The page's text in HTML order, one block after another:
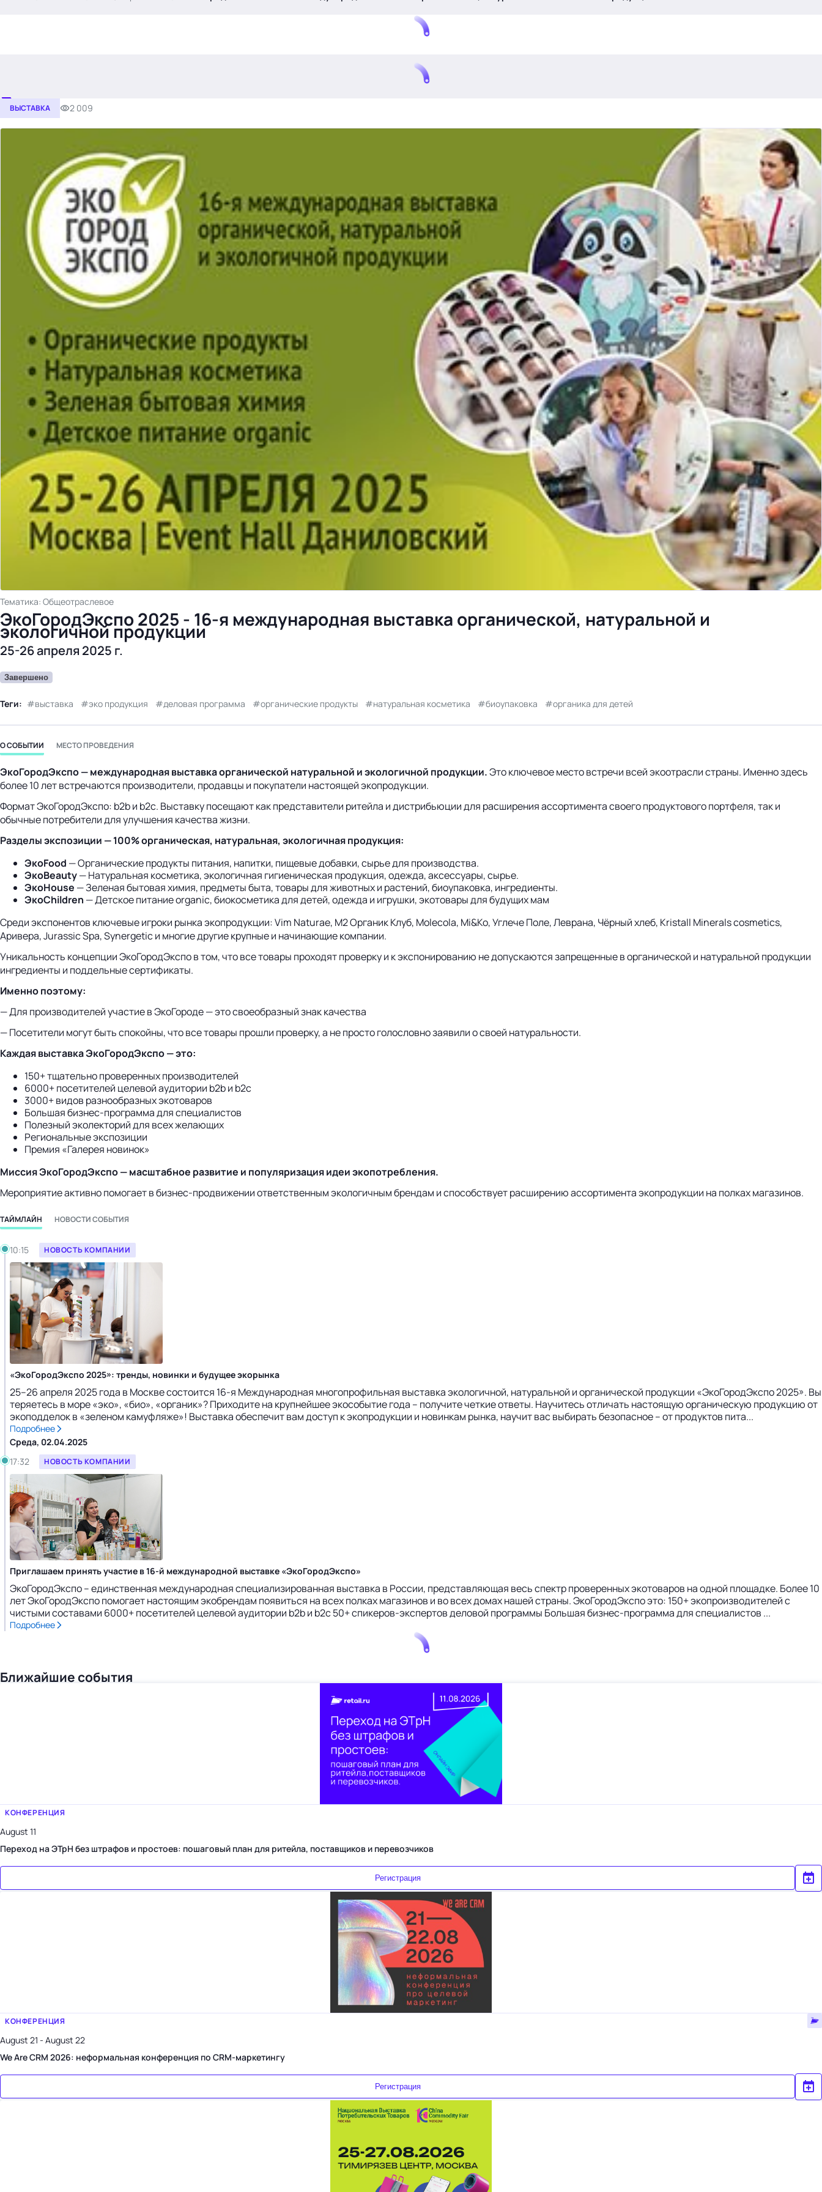
Тема месяца: Автоматизация на 1С
Войти
картина дня
темы
новости
материалы
видео
события
бизнес-центр
ВЫСТАВКА 2 009
Тематика: Общеотраслевое
ЭкоГородЭкспо 2025 - 16-я международная выставка органической, натуральной и
экологичной продукции
25-26 апреля 2025 г.
Завершено
Теги: выставка эко продукция деловая программа органические продукты натуральная косметика биоупаковка органика для детей
О СОБЫТИИ МЕСТО ПРОВЕДЕНИЯ
ЭкоГородЭкспо — международная выставка органической натуральной и экологичной продукции.Это ключевое место встречи всей экоотрасли страны. Именно здесь
более 10 лет встречаются производители, продавцы и покупатели настоящей экопродукции.
Формат ЭкоГородЭкспо: b2b и b2c. Выставку посещают как представители ритейла и дистрибьюции для расширения ассортимента своего продуктового портфеля, так и
обычные потребители для улучшения качества жизни.
Разделы экспозиции — 100% органическая, натуральная, экологичная продукция:
ЭкоFood — Органические продукты питания, напитки, пищевые добавки, сырье для производства.
ЭкоBeauty— Натуральная косметика, экологичная гигиеническая продукция, одежда, аксессуары, сырье.
ЭкоHouse — Зеленая бытовая химия, предметы быта, товары для животных и растений, биоупаковка, ингредиенты.
ЭкоChildren — Детское питание organic, биокосметика для детей, одежда и игрушки, экотовары для будущих мам
Среди экспонентов ключевые игроки рынка экопродукции: Vim Naturae, М2 Органик Клуб, Molecola, Mi&Ko, Углече Поле, Леврана, Чёрный хлеб, Kristall Minerals cosmetics,
Аривера, Jurassic Spa, Synergetic и многие другие крупные и начинающие компании.
Уникальность концепции ЭкоГородЭкспо в том, что все товары проходят проверку и к экспонированию не допускаются запрещенные в органической и натуральной продукции
ингредиенты и поддельные сертификаты.
Именно поэтому:
— Для производителей участие в ЭкоГороде — это своеобразный знак качества
— Посетители могут быть спокойны, что все товары прошли проверку, а не просто голословно заявили о своей натуральности.
Каждая выставка ЭкоГородЭкспо — это:
150+ тщательно проверенных производителей
6000+ посетителей целевой аудитории b2b и b2c
3000+ видов разнообразных экотоваров
Большая бизнес-программа для специалистов
Полезный эколекторий для всех желающих
Региональные экспозиции
Премия «Галерея новинок»
Миссия ЭкоГородЭкспо — масштабное развитие и популяризация идеи экопотребления.
Мероприятие активно помогает в бизнес-продвижении ответственным экологичным брендам и способствует расширению ассортимента экопродукции на полках магазинов.
ТАЙМЛАЙН НОВОСТИ СОБЫТИЯ
Вторник, 15.04.2025
10:15
НОВОСТЬ КОМПАНИИ
«ЭкоГородЭкспо 2025»: тренды, новинки и будущее экорынка
25–26 апреля 2025 года в Москве состоится 16-я Международная многопрофильная выставка экологичной, натуральной и органической продукции «ЭкоГородЭкспо 2025». Вы
теряетесь в море «эко», «био», «органик»? Приходите на крупнейшее экособытие года – получите четкие ответы. Научитесь отличать настоящую органическую продукцию от
экоподделок в «зеленом камуфляже»! Выставка обеспечит вам доступ к экопродукции и новинкам рынка, научит вас выбирать безопасное – от продуктов пита...
Подробнее
Среда, 02.04.2025
17:32
НОВОСТЬ КОМПАНИИ
Приглашаем принять участие в 16-й международной выставке «ЭкоГородЭкспо»
ЭкоГородЭкспо – единственная международная специализированная выставка в России, представляющая весь спектр проверенных экотоваров на одной площадке. Более 10
лет ЭкоГородЭкспо помогает настоящим экобрендам появиться на всех полках магазинов и во всех домах нашей страны. ЭкоГородЭкспо это: 150+ экопроизводителей с
чистыми составами 6000+ посетителей целевой аудитории b2b и b2c 50+ спикеров-экспертов деловой программы Большая бизнес-программа для специалистов ...
Подробнее
Ближайшие события
КОНФЕРЕНЦИЯ
August 11
Переход на ЭТрН без штрафов и простоев: пошаговый план для ритейла, поставщиков и перевозчиков
Регистрация
КОНФЕРЕНЦИЯ
August 21 - August 22
We Are CRM 2026: неформальная конференция по CRM-маркетингу
Регистрация